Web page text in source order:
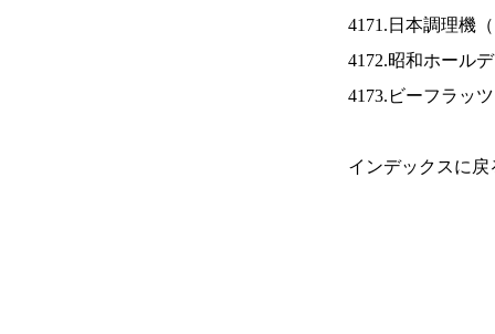
4171.日本調理機（
4172.昭和ホール
4173.ビーフラッ
インデックスに戻